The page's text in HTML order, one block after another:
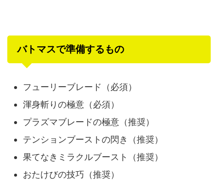
バトマスで準備するもの
フューリーブレード（必須）
渾身斬りの極意（必須）
プラズマブレードの極意（推奨）
テンションブーストの閃き（推奨）
果てなきミラクルブースト（推奨）
おたけびの技巧（推奨）